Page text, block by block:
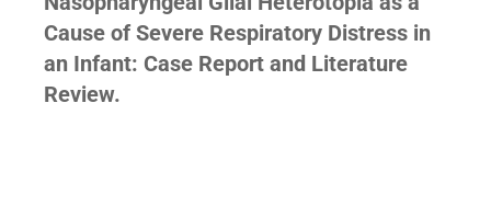
Cause of Severe Respiratory Distress in
an Infant: Case Report and Literature
Review.